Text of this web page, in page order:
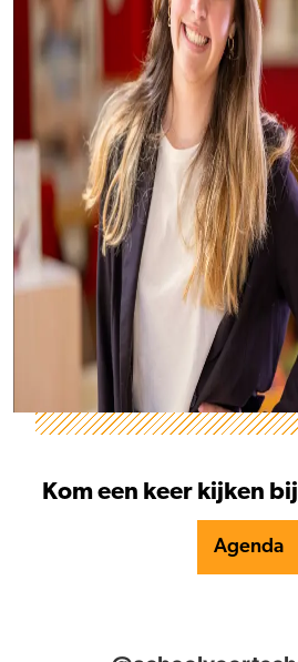
Kom een keer kijken
Agenda